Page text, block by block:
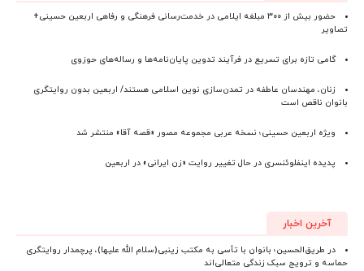
حضور بیش از ۳۰۰ مبلغه ایلامی در خدمت‌رسانی فرهنگی و رفاهی اربعین حسینی+
تصاویر
گامی تازه برای تسریع در فرآیند تدوین پایان‌نامه‌ها و رساله‌های حوزوی
زنان، مهندسان عاطفه در تمدن‌سازی نوین اسلامی هستند/ اربعین بدون روایتگری
بانوان ناقص است
ویژه اربعین حسینی؛ نسخه عربی مجموعه مصور «قصه آقا» منتشر شد
پدیده اینفلوئنسری در حال تغییر روایت «زن ایرانی» در اربعین
آخرین اخبار
در طریق‌الحسین؛ بانوان با تأسی به مکتب زینبی(سلام الله علیها)، پرچمدار روایتگری
حماسه و ترویج سبک زندگی متعالی‌اند